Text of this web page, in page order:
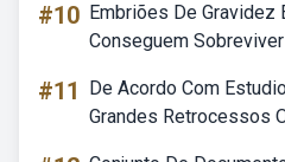
#10 Embriões De Gravidez
Conseguem
#11
De Acordo Com
Grandes Retrocessos